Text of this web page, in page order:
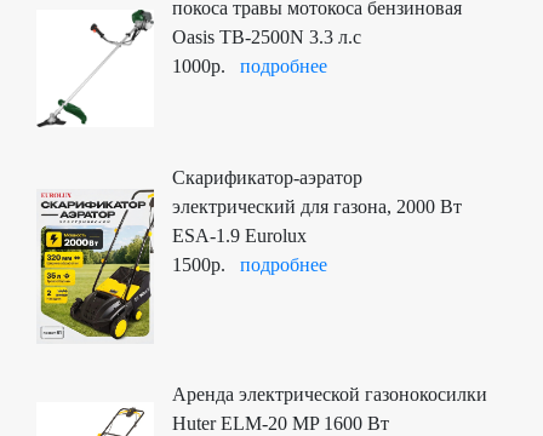
покоса травы мотокоса бензиновая
Oasis TB-2500N 3.3 л.с
1000р. подробнее
Скарификатор-аэратор
электрический для газона, 2000 Вт
ESA-1.9 Eurolux
1500р. подробнее
Аренда электрической газонокосилки
Huter ELM-20 MP 1600 Вт